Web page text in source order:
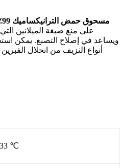
مسحوق حمض الترانيكساميك 99٪
على منع صبغة الميلانين
ويساعد في إصلاح التصبغ. يمكن
أنواع النزيف من انحلال
℃